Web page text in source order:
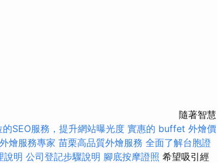
隨著智慧
的SEO服務，提升網站曝光度 實惠的 buffet 外燴價
燴服務專家 苗栗高品質外燴服務 全面了解台胞證
說明 公司登記步驟說明 腳底按摩證照 希望吸引經